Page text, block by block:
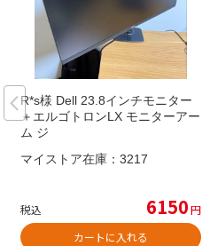
R*s様 Dell 23.8インチモニター
＋エルゴトロンLX モニターアー
ム ジ
マイストア在庫： 3217
税込 6150円
カートに入れる